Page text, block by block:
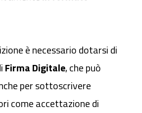
è necessario dotarsi di
Firma Digitale, che può
per sottoscrivere
come accettazione di